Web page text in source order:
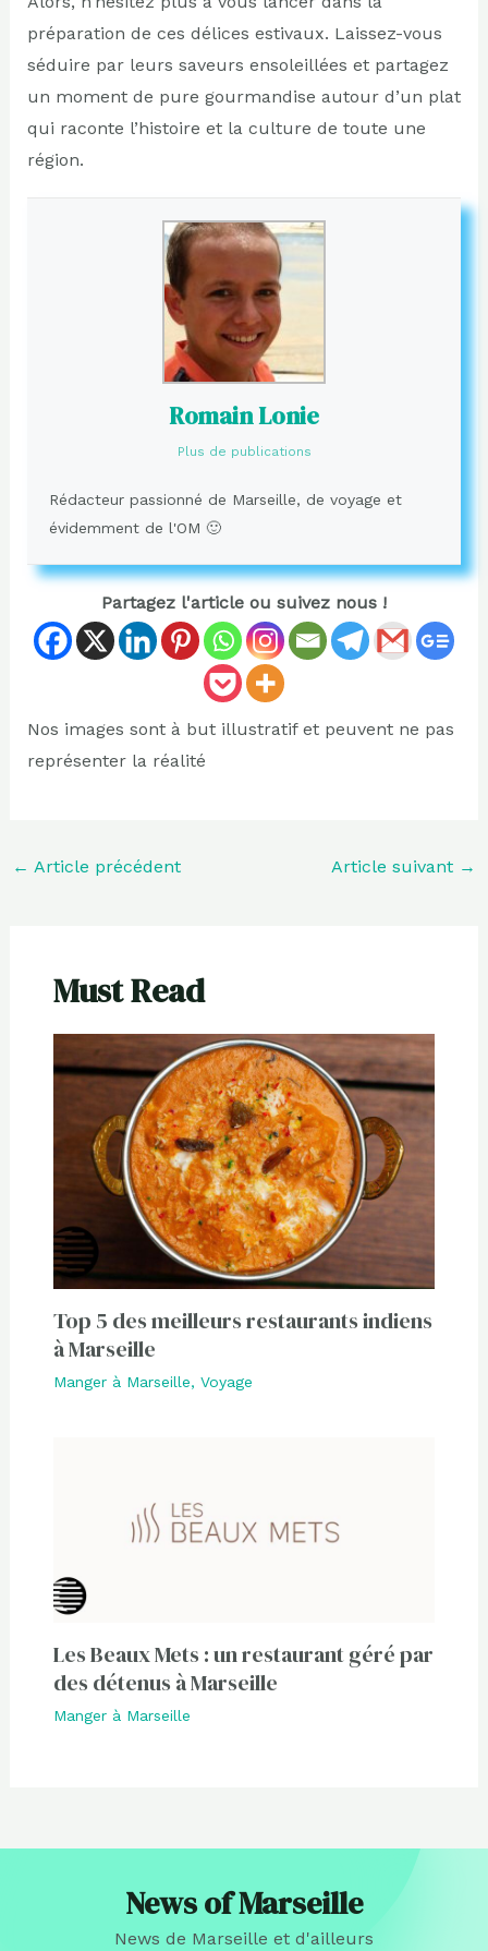
préparation de ces délices estivaux. Laissez-vous
séduire par leurs saveurs ensoleillées et partagez
un moment de pure gourmandise autour d’un plat
qui raconte l’histoire et la culture de toute une
région.
Romain Lonie
Plus de publications
Rédacteur passionné de Marseille, de voyage et
évidemment de l'OM 🙂
Partagez l'article ou suivez nous !
Nos images sont à but illustratif et peuvent ne pas
représenter la réalité
← Article précédent Article suivant →
Must Read
Top 5 des meilleurs restaurants indiens
à Marseille
Manger à Marseille, Voyage
Les Beaux Mets : un restaurant géré par
des détenus à Marseille
Manger à Marseille
News of Marseille
News de Marseille et d'ailleurs